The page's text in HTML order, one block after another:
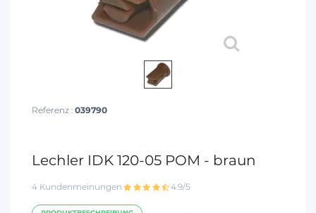
Referenz : 039790
Lechler IDK 120-05 POM - braun
4 Kundenmeinungen 4.9/5